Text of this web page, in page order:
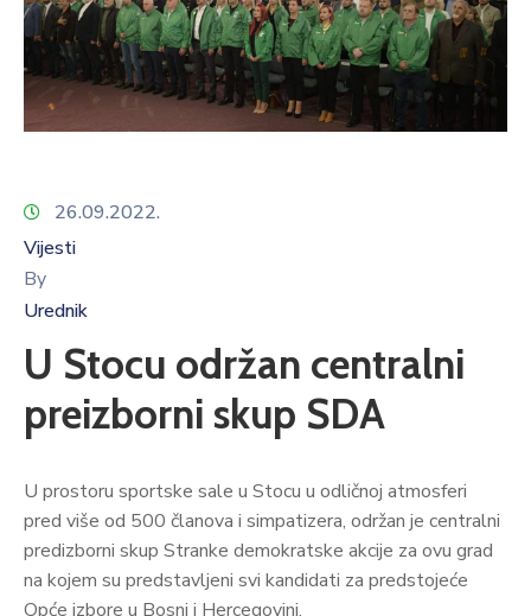
26.09.2022.
Vijesti
By
Urednik
U Stocu održan centralni
preizborni skup SDA
U prostoru sportske sale u Stocu u odličnoj atmosferi
pred više od 500 članova i simpatizera, održan je centralni
predizborni skup Stranke demokratske akcije za ovu grad
na kojem su predstavljeni svi kandidati za predstojeće
Opće izbore u Bosni i Hercegovini.